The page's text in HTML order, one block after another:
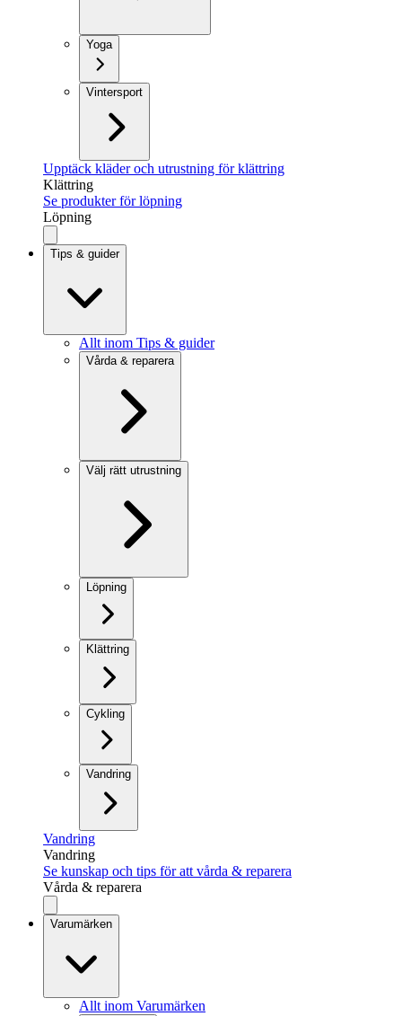
Yoga
Vintersport
Upptäck kläder och utrustning för klättring
Klättring
Se produkter för löpning
Löpning
Tips & guider
Allt inom Tips & guider
Vårda & reparera
Välj rätt utrustning
Löpning
Klättring
Cykling
Vandring
Vandring
Vandring
Se kunskap och tips för att vårda & reparera
Vårda & reparera
Varumärken
Allt inom Varumärken